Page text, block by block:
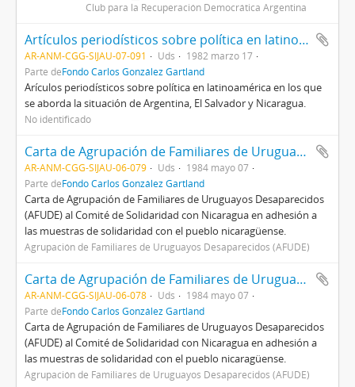
Club para la Recuperación Democrática Argentina
Artículos periodísticos sobre política en latinoamérica
AR-ANM-CGG-SIJAU-07-091 Uds
1982 marzo 17
Parte deFondo Carlos González Gartland
Arículos periodísticos sobre política en latinoamérica en los que
se aborda la situación de Argentina, El Salvador y Nicaragua.
No identificado
Carta de Agrupación de Familiares de Uruguayos Desaparecidos (AFUDE) al Comité de Solidaridad con Nicaragua
AR-ANM-CGG-SIJAU-06-079 Uds
1984 mayo 07
Parte deFondo Carlos González Gartland
Carta de Agrupación de Familiares de Uruguayos Desaparecidos
(AFUDE) al Comité de Solidaridad con Nicaragua en adhesión a
las muestras de solidaridad con el pueblo nicaragüense.
Agrupación de Familiares de Uruguayos Desaparecidos (AFUDE)
Carta de Agrupación de Familiares de Uruguayos Desaparecidos (AFUDE) al Comité de Solidaridad con Nicaragua
AR-ANM-CGG-SIJAU-06-078 Uds
1984 mayo 07
Parte deFondo Carlos González Gartland
Carta de Agrupación de Familiares de Uruguayos Desaparecidos
(AFUDE) al Comité de Solidaridad con Nicaragua en adhesión a
las muestras de solidaridad con el pueblo nicaragüense.
Agrupación de Familiares de Uruguayos Desaparecidos (AFUDE)